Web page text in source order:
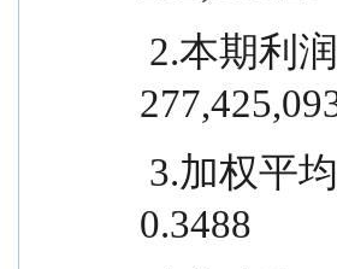
0.3488